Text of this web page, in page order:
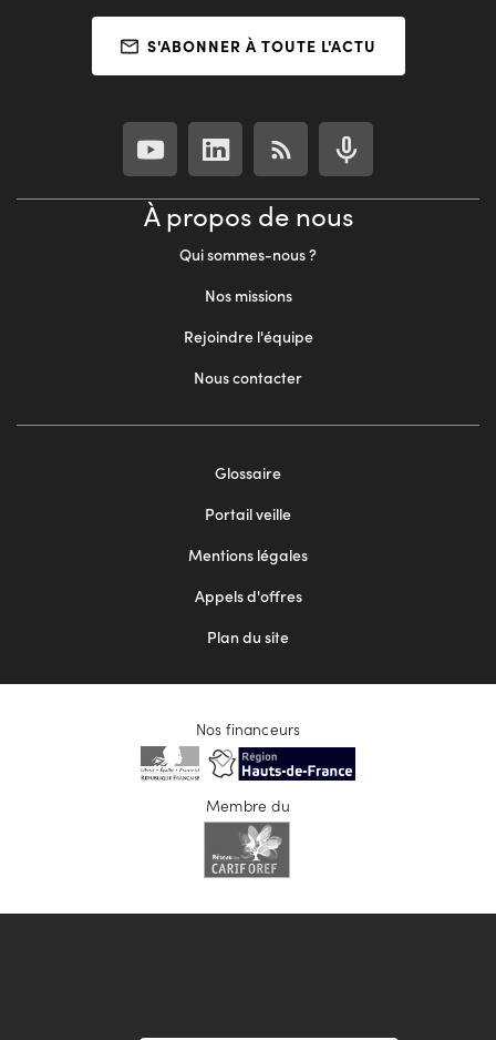
S'ABONNER À TOUTE L'ACTU
À propos de nous
Qui sommes-nous ?
Nos missions
Rejoindre l'équipe
Nous contacter
Glossaire
Portail veille
Mentions légales
Appels d'offres
Plan du site
Nos financeurs
Membre du